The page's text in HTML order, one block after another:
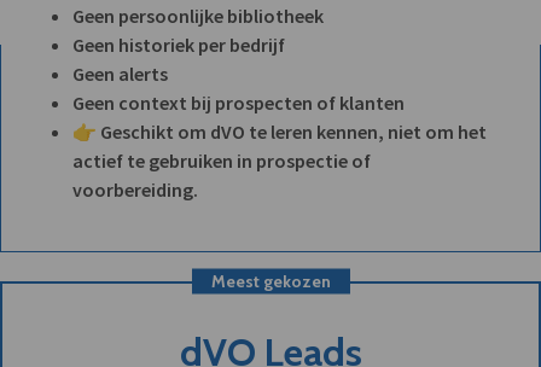
Geen persoonlijke bibliotheek
Geen historiek per bedrijf
Geen alerts
Geen context bij prospecten of klanten
👉 Geschikt om dVO te leren kennen, niet om het
actief te gebruiken in prospectie of
voorbereiding.
Meest gekozen
dVO Leads